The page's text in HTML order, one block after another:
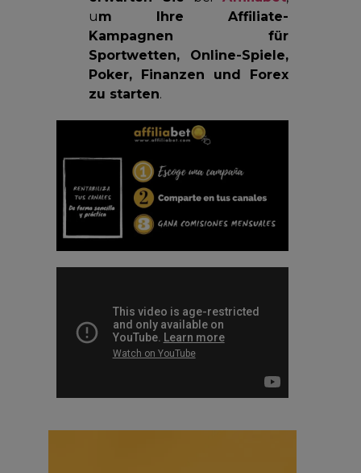
um Ihre Affiliate-
Kampagnen für
Sportwetten, Online-Spiele,
Poker, Finanzen und Forex
zu starten.